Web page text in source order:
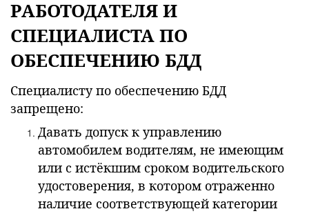
РАБОТОДАТЕЛЯ И
СПЕЦИАЛИСТА ПО
ОБЕСПЕЧЕНИЮ БДД
Специалисту по обеспечению БДД
запрещено:
Давать допуск к управлению
автомобилем водителям, не имеющим
или с истёкшим сроком водительского
удостоверения, в котором отраженно
наличие соответствующей категории